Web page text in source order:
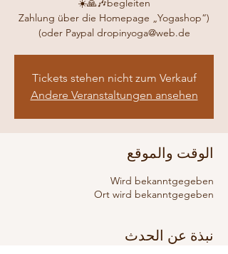
(Zahlung über die Homepage „Yogashop“
oder Paypal dropinyoga@web.de)
Tickets stehen nicht zum Verkauf
Andere Veranstaltungen ansehen
الوقت والموقع
Wird bekanntgegeben
Ort wird bekanntgegeben
نبذة عن الحدث